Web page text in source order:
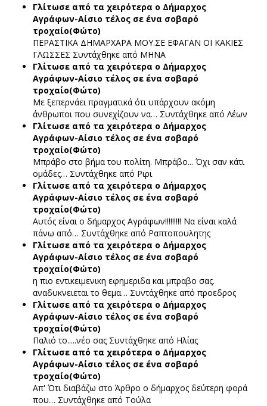
Γλίτωσε από τα χειρότερα ο Δήμαρχος
Αγράφων-Αίσιο τέλος σε ένα σοβαρό
τροχαίο(Φώτο)
ΠΕΡΑΣΤΙΚΑ ΔΗΜΑΡΧΑΡΑ ΜΟΥ.ΣΕ ΕΦΑΓΑΝ ΟΙ ΚΑΚΙΕΣ
ΓΛΩΣΣΕΣ Συντάχθηκε από ΜΗΝΑ
Γλίτωσε από τα χειρότερα ο Δήμαρχος
Αγράφων-Αίσιο τέλος σε ένα σοβαρό
τροχαίο(Φώτο)
Με ξεπερνάει πραγματικά ότι υπάρχουν ακόμη
άνθρωποι που συνεχίζουν να… Συντάχθηκε από Λέων
Γλίτωσε από τα χειρότερα ο Δήμαρχος
Αγράφων-Αίσιο τέλος σε ένα σοβαρό
τροχαίο(Φώτο)
Μπράβο στο βήμα του πολίτη. Μπράβο... Όχι σαν κάτι
ομάδες… Συντάχθηκε από Ριρι
Γλίτωσε από τα χειρότερα ο Δήμαρχος
Αγράφων-Αίσιο τέλος σε ένα σοβαρό
τροχαίο(Φώτο)
Αυτός είναι ο δήμαρχος Αγράφων!!!!!!!!! Να είναι καλά
πάνω από… Συντάχθηκε από Ραπτοπουλητης
Γλίτωσε από τα χειρότερα ο Δήμαρχος
Αγράφων-Αίσιο τέλος σε ένα σοβαρό
τροχαίο(Φώτο)
η πιο εντικειμενικη εφημεριδα και μπραβο σας.
αναδυκνειεται το θεμα… Συντάχθηκε από προεδρος
Γλίτωσε από τα χειρότερα ο Δήμαρχος
Αγράφων-Αίσιο τέλος σε ένα σοβαρό
τροχαίο(Φώτο)
Παλιό το.....νέο σας Συντάχθηκε από Ηλίας
Γλίτωσε από τα χειρότερα ο Δήμαρχος
Αγράφων-Αίσιο τέλος σε ένα σοβαρό
τροχαίο(Φώτο)
Απ' Ότι διαβάζω στο Άρθρο ο δήμαρχος δεύτερη φορά
που… Συντάχθηκε από Τούλα